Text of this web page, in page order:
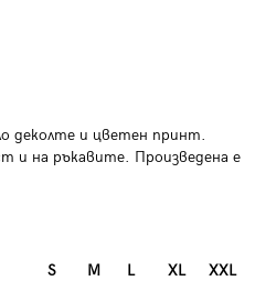
деколте и цветен принт.
и на ръкавите. Произведена е
S M L XL
XXL